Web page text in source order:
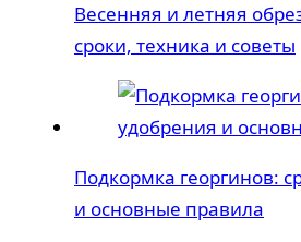
Весенняя и летняя
сроки, техника и советы
Подкормка георгинов:
и основные правила